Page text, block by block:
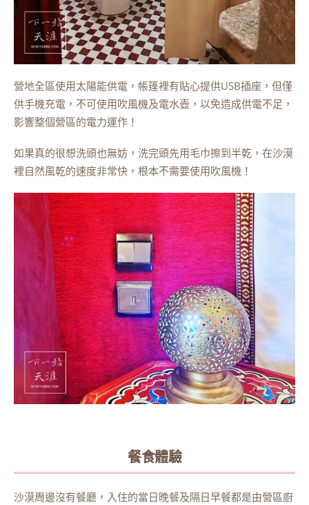
營地全區使用太陽能供電，帳篷裡有貼心提供USB插座，但僅
供手機充電，不可使用吹風機及電水壺，以免造成供電不足，
影響整個營區的電力運作！
如果真的很想洗頭也無妨，洗完頭先用毛巾擦到半乾，在沙漠
裡自然風乾的速度非常快，根本不需要使用吹風機！
餐食體驗
沙漠周邊沒有餐廳，入住的當日晚餐及隔日早餐都是由營區廚